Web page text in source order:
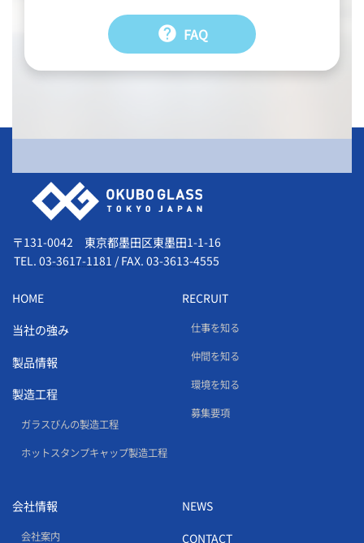
help FAQ
会社情報
〒131-0042 東京都墨田区東墨田1-1-16
TEL. 03-3617-1181 / FAX. 03-3613-4555
HOME
当社の強み
製品情報
製造工程
ガラスびんの製造工程
ホットスタンプキャップ製造工程
RECRUIT
仕事を知る
仲間を知る
環境を知る
募集要項
会社情報
会社案内
NEWS
CONTACT